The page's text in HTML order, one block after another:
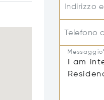
Indirizzo
Telefono
Messaggio*